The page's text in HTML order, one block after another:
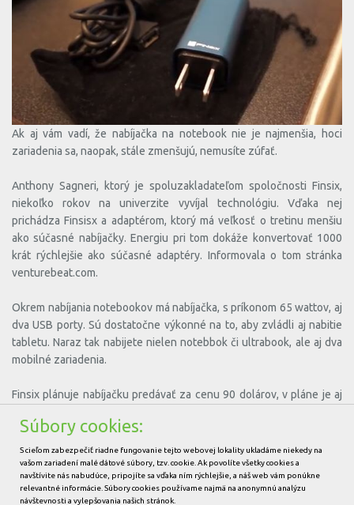
Ak aj vám vadí, že nabíjačka na notebook nie je najmenšia, hoci
zariadenia sa, naopak, stále zmenšujú, nemusíte zúfať.
Anthony Sagneri, ktorý je spoluzakladateľom spoločnosti Finsix,
niekoľko rokov na univerzite vyvíjal technológiu. Vďaka nej
prichádza Finsisx a adaptérom, ktorý má veľkosť o tretinu menšiu
ako súčasné nabíjačky. Energiu pri tom dokáže konvertovať 1000
krát rýchlejšie ako súčasné adaptéry. Informovala o tom stránka
venturebeat.com.
Okrem nabíjania notebookov má nabíjačka, s príkonom 65 wattov, aj
dva USB porty. Sú dostatočne výkonné na to, aby zvládli aj nabitie
tabletu. Naraz tak nabijete nielen notebbok či ultrabook, ale aj dva
mobilné zariadenia.
Finsix plánuje nabíjačku predávať za cenu 90 dolárov, v pláne je aj
budúceho mesiaca na portáli Kickstarter. Viac o nabíjačke sa
dozviete aj vtomto videu.
Autor:Michal Paška
Foto: YouTube
Súbory cookies:
S cieľom zabezpečiť riadne fungovanie tejto webovej lokality ukladáme niekedy na
vašom zariadení malé dátové súbory, tzv. cookie. Ak povolíte všetky cookies a
navštívite nás nabudúce, pripojíte sa vďaka ním rýchlejšie, a náš web vám ponúkne
relevantné informácie. Súbory cookies používame najmä na anonymnú analýzu
návštevnosti a vylepšovania našich stránok.